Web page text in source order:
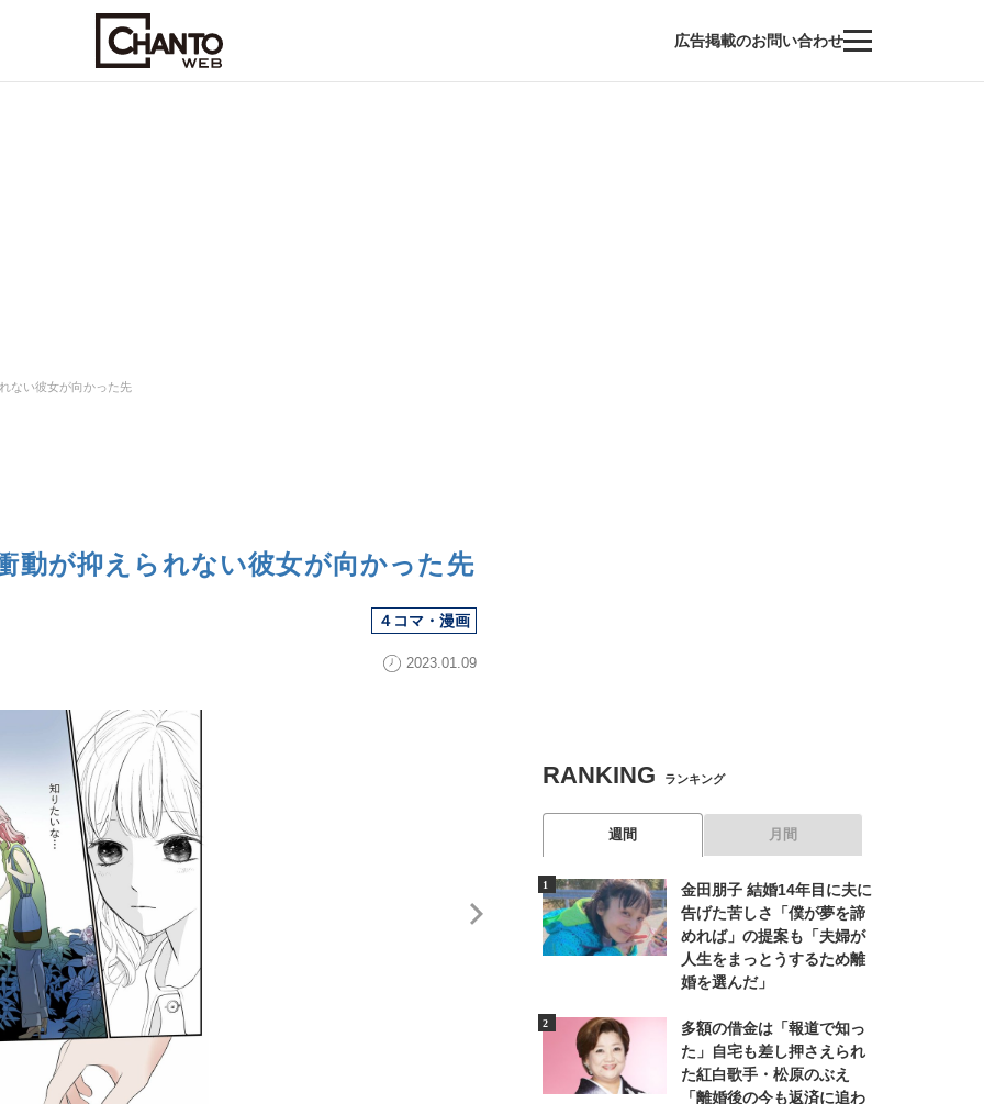
広告掲載のお問い合わせ
ない彼女が向かった先
動が抑えられない彼女が向かった先
４コマ・漫画
2023.01.09
RANKING ランキング
週間 月間
金田朋子 結婚14年目に夫に
告げた苦しさ「僕が夢を諦
めれば」の提案も「夫婦が
人生をまっとうするため離
婚を選んだ」
多額の借金は「報道で知っ
た」自宅も差し押さえられ
た紅白歌手・松原のぶえ
「離婚後の今も返済に追わ